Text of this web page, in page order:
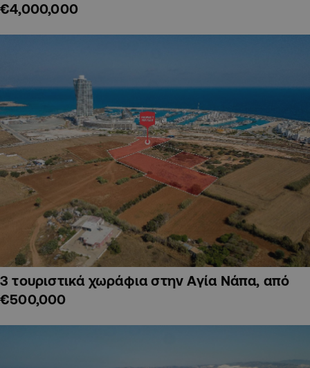
€4,000,000
3 τουριστικά χωράφια στην Αγία Νάπα, από
€500,000